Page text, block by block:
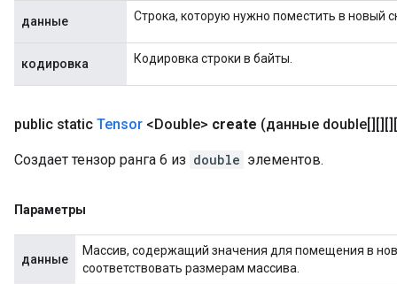
данные Строка, которую нужно поместить в новый
кодировка Кодировка строки в байты.
public static Tensor <Double> create (данные
Создает тензор ранга 6 из double элементов.
Параметры
данные
Массив, содержащий значения для помещения в
соответствовать размерам массива.